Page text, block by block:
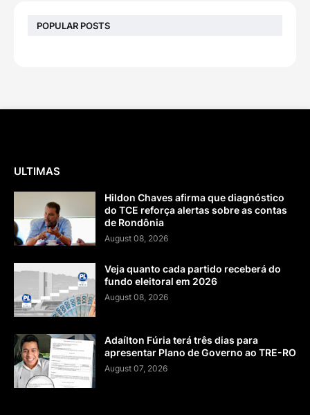
POPULAR POSTS
ULTIMAS
Hildon Chaves afirma que diagnóstico
do TCE reforça alertas sobre as contas
de Rondônia
August 08, 2026
Veja quanto cada partido receberá do
fundo eleitoral em 2026
August 08, 2026
Adaílton Fúria terá três dias para
apresentar Plano de Governo ao TRE-RO
August 07, 2026